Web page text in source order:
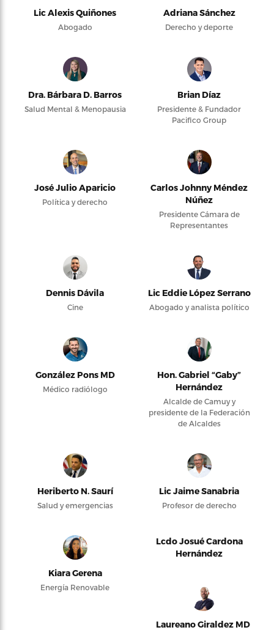
Lic Alexis Quiñones
Abogado
Adriana Sánchez
Derecho y deporte
Dra. Bárbara D. Barros
Salud Mental & Menopausia
Brian Díaz
Presidente & Fundador
Pacifico Group
José Julio Aparicio
Política y derecho
Carlos Johnny Méndez
Núñez
Presidente Cámara de
Representantes
Dennis Dávila
Cine
Lic Eddie López Serrano
Abogado y analista político
González Pons MD
Médico radiólogo
Hon. Gabriel “Gaby”
Hernández
Alcalde de Camuy y
presidente de la Federación
de Alcaldes
Heriberto N. Saurí
Salud y emergencias
Lic Jaime Sanabria
Profesor de derecho
Kiara Gerena
Energía Renovable
Lcdo Josué Cardona
Hernández
Laureano Giraldez MD